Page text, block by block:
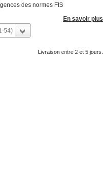
des normes FIS
En savoir plus
54)
Livraison entre 2 et 5 jours.